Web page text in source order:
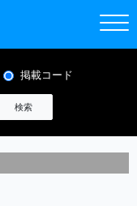
掲載コード